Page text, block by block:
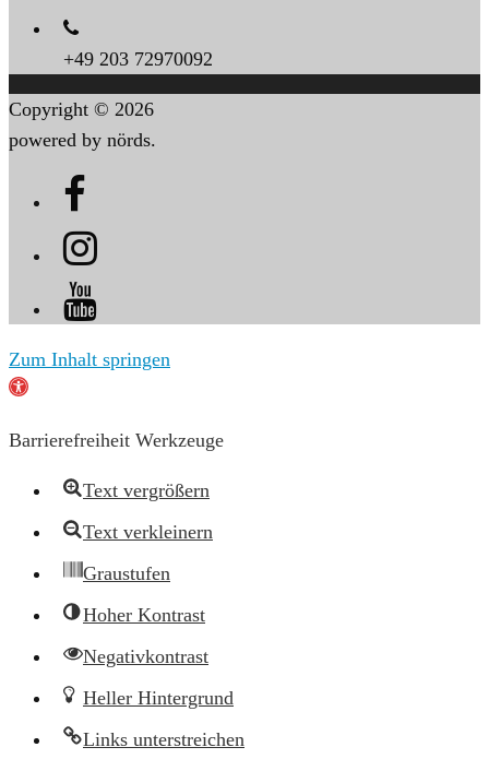
+49 203 72970092
Copyright © 2026
powered by nörds.
Zum Inhalt springen
Werkzeugleiste
Barrierefreiheit Werkzeuge
Text vergrößern
Text verkleinern
Graustufen
Hoher Kontrast
Negativkontrast
Heller Hintergrund
Links unterstreichen